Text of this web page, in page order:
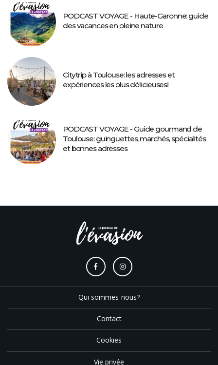
PODCAST VOYAGE - Haute-Garonne: guide
des vacances en pleine nature
Citytrip à Toulouse: les adresses et
expériences les plus délicieuses!
PODCAST VOYAGE - Guide gourmand de
Toulouse: guinguettes, marchés, spécialités
et bonnes adresses
Qui sommes-nous?
Contact
Cookies
Vie privée